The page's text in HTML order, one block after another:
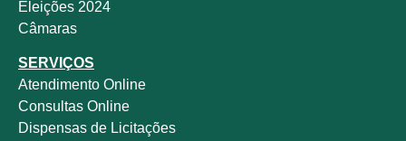
Eleições 2024
Câmaras
SERVIÇOS
Atendimento Online
Consultas Online
Dispensas de Licitações